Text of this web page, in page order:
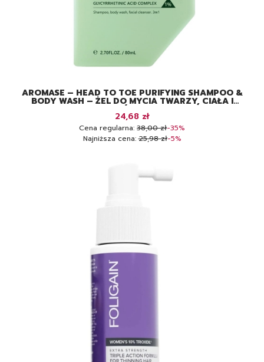
AROMASE – HEAD TO TOE PURIFYING SHAMPOO &
BODY WASH – ŻEL DO MYCIA TWARZY, CIAŁA I
WŁOSÓW, 80 ML
Cena promocyjna
24,68 zł
Cena regularna: 38,00 zł-35%
Najniższa cena: 25,98 zł-5%